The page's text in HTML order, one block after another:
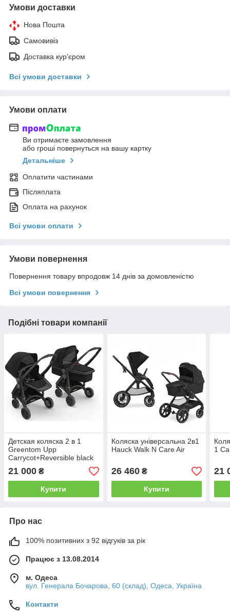
Умови доставки
Нова Пошта
Самовивіз
Доставка кур'єром
Всі умови доставки
Умови оплати
Ви отримаєте замовлення
або гроші повернуться на вашу картку
Детальніше
Оплатити частинами
Післяплата
Оплата на рахунок
Всі умови оплати
Умови повернення
Повернення товару впродовж 14 днів за домовленістю
Всі умови повернення
Подібні товари компанії
Детская коляска 2 в 1
Greentom Upp
Carrycot+Reversible black
21 000 ₴
Купити
Коляска універсальна 2в1
Hauck Walk N Care Air
26 460₴
Купити
1
21
Про нас
100% позитивних з 92 відгуків за рік
Працює з 13.08.2014
м. Одеса
вул. Генерала Бочарова, 60 (склад), Одеса, Україна
Контакти